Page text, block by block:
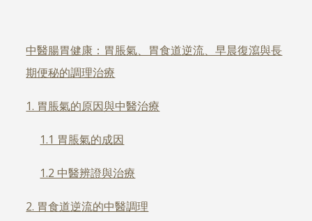
中醫腸胃健康：胃脹氣、胃食道逆流、早晨復瀉與長
期便秘的調理治療
1. 胃脹氣的原因與中醫治療
1.1 胃脹氣的成因
1.2 中醫辨證與治療
2. 胃食道逆流的中醫調理